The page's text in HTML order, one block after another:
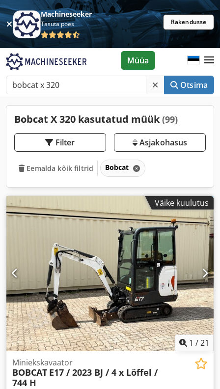
Machineseeker
Tasuta poes Rakendusse
Otsima
Müüa
Bobcat X 320 kasutatud müük (99)
Filter Asjakohasus
Eemalda kõik filtrid Bobcat
Väike kuulutus
1 /21
Miniekskavaator
BOBCAT E17 / 2023 BJ / 4 x Löffel /
744 H